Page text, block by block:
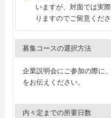
いますが、対面では実
りますのでご留意くださ
募集コースの選択方法
企業説明会にご参加の際に
をお伝えください。
内々定までの所要日数